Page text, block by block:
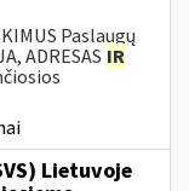
Paslaugų
ADRESAS IR
Lietuvoje